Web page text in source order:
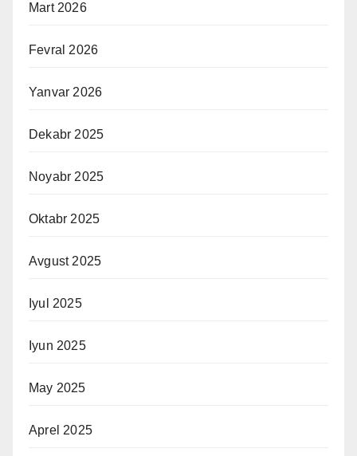
Mart 2026
Fevral 2026
Yanvar 2026
Dekabr 2025
Noyabr 2025
Oktabr 2025
Avgust 2025
Iyul 2025
Iyun 2025
May 2025
Aprel 2025